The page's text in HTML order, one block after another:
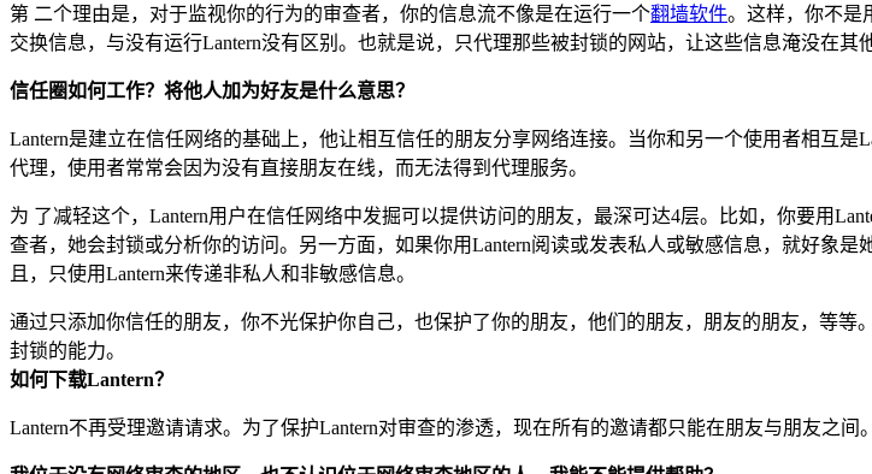
第 二个理由是，对于监视你的行为的审查者，你的信息流不像是在运行一个翻墙软件。这样，你不是
交换信息，与没有运行Lantern没有区别。也就是说，只代理那些被封锁的网站，让这些信息淹没在其
信任圈如何工作？将他人加为好友是什么意思？
Lantern是建立在信任网络的基础上，他让相互信任的朋友分享网络连接。当你和另一个使用者相互
代理，使用者常常会因为没有直接朋友在线，而无法得到代理服务。
为 了减轻这个，Lantern用户在信任网络中发掘可以提供访问的朋友，最深可达4层。比如，你要用
查者，她会封锁或分析你的访问。另一方面，如果你用Lantern阅读或发表私人或敏感信息，就好象
且，只使用Lantern来传递非私人和非敏感信息。
通过只添加你信任的朋友，你不光保护你自己，也保护了你的朋友，他们的朋友，朋友的朋友，等
封锁的能力。
如何下载Lantern？
Lantern不再受理邀请请求。为了保护Lantern对审查的渗透，现在所有的邀请都只能在朋友与朋友之